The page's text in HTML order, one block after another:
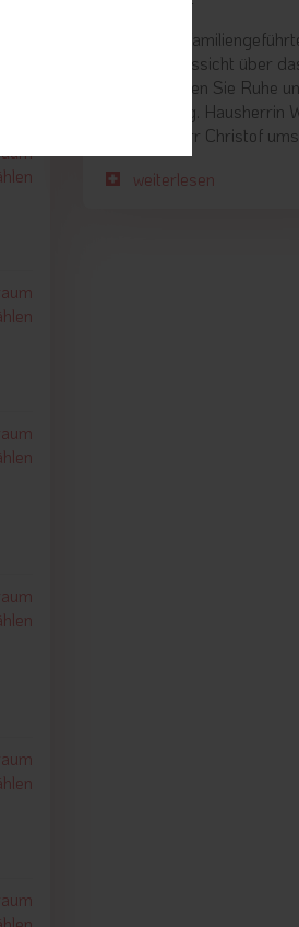
In unserem
Hotel mit Aussicht über
Etschtal finden Sie Ruhe
Entspannung. Hausherrin
und Hausherr Christof
die Gäste und stehen ihnen
Rat und Tat zur Seite.
weiterlesen